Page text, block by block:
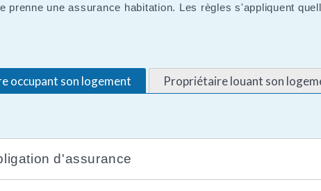
prenne une assurance habitation. Les règles s'appliquent
occupant son logement Propriétaire louant son
d'assurance